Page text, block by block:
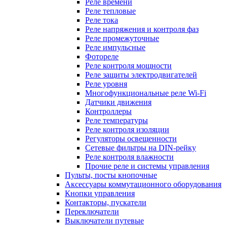
Реле времени
Реле тепловые
Реле тока
Реле напряжения и контроля фаз
Реле промежуточные
Реле импульсные
Фотореле
Реле контроля мощности
Реле защиты электродвигателей
Реле уровня
Многофункциональные реле Wi-Fi
Датчики движения
Контроллеры
Реле температуры
Реле контроля изоляции
Регуляторы освещенности
Сетевые фильтры на DIN-рейку
Реле контроля влажности
Прочие реле и системы управления
Пульты, посты кнопочные
Аксессуары коммутационного оборудования
Кнопки управления
Контакторы, пускатели
Переключатели
Выключатели путевые